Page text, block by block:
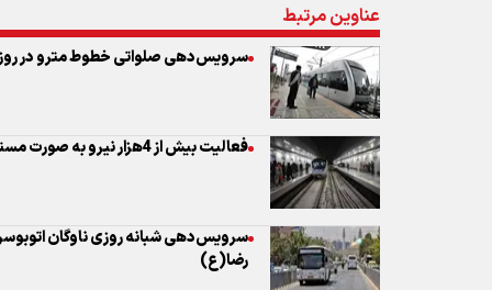
فضای همدلی در مدیریت شهری مشهد